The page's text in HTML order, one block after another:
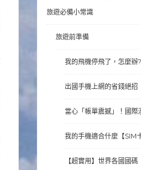
旅遊必備小常識
旅遊前準備
我的飛機停飛了，怎麼辦?
出國手機上網的省錢絕招
當心「帳單震撼」！國際
我的手機適合什麼【SIM
【超實用】世界各國國碼